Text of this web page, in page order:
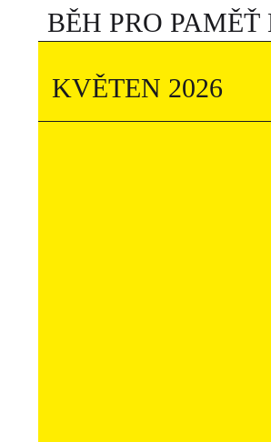
BĚH PRO
KVĚTEN 2026